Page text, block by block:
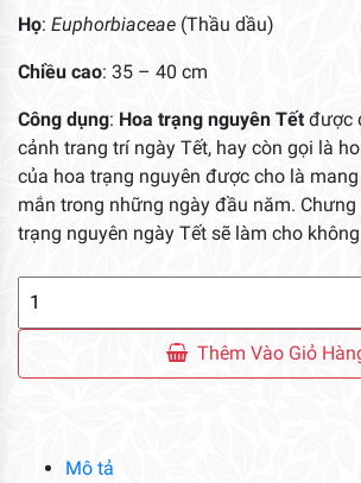
Họ: Euphorbiaceae (Thầu dầu)
Chiều cao: 35 – 40 cm
Công dụng: Hoa trạng nguyên Tết được
cảnh trang trí ngày Tết, hay còn gọi là
của hoa trạng nguyên được cho là
mắn trong những ngày đầu năm.
trạng nguyên ngày Tết sẽ làm cho
Tết
Thêm Vào Giỏ
Mô tả